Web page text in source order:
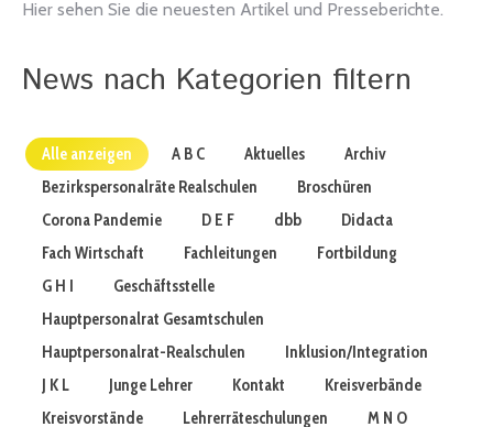
Hier sehen Sie die neuesten Artikel und Presseberichte.
News nach Kategorien filtern
Alle anzeigen A B C Aktuelles
Archiv
Bezirkspersonalräte Realschulen
Broschüren
Corona Pandemie
D E F dbb
Didacta
Fach Wirtschaft
Fachleitungen
Fortbildung
G H I
Geschäftsstelle
Hauptpersonalrat Gesamtschulen
Hauptpersonalrat-Realschulen
Inklusion/Integration
J K L
Junge Lehrer Kontakt
Kreisverbände
Kreisvorstände
Lehrerräteschulungen
M N O